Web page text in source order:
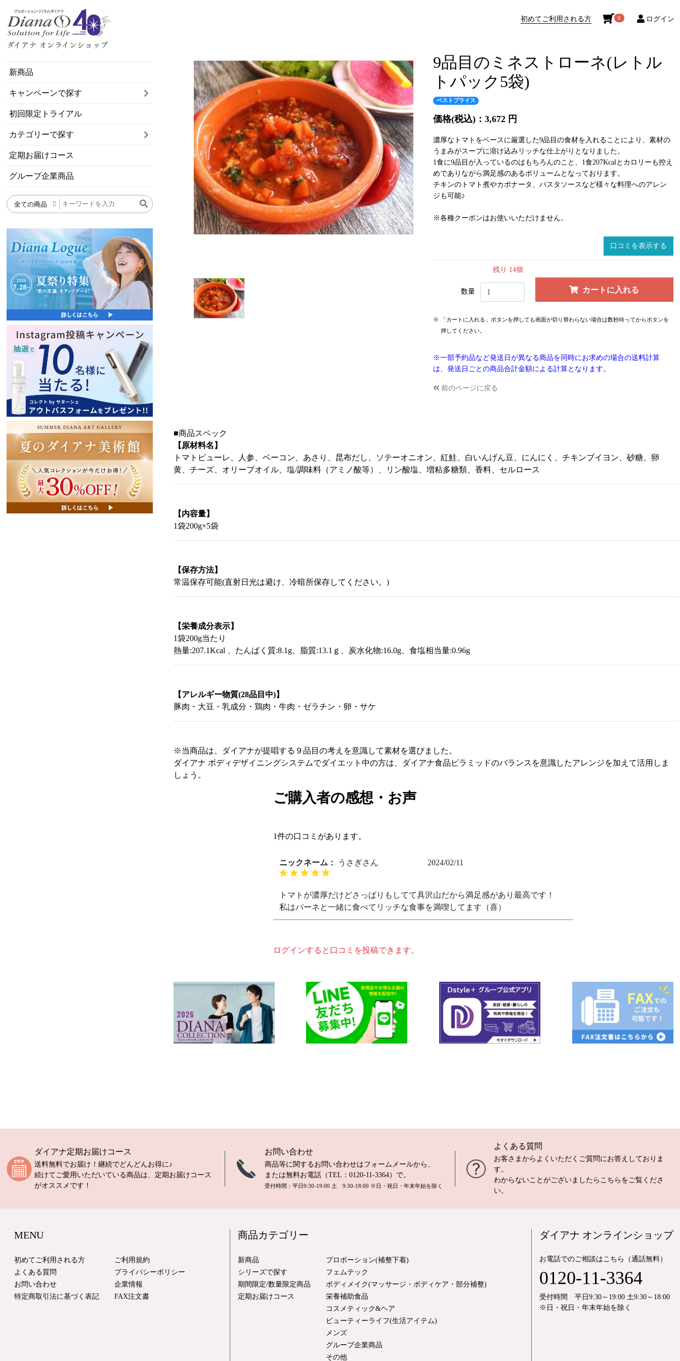
新商品
キャンペーンで探す
初回限定トライアル
カテゴリーで探す
定期お届けコース
グループ企業商品
初めてご利用される方 0 ログイン
9品目のミネストローネ(レトル
トパック5袋)
ベストプライス
価格(税込)：3,672 円
濃厚なトマトをベースに厳選した9品目の食材を入れることにより、素材の
うまみがスープに溶け込みリッチな仕上がりとなりました。
1食に9品目が入っているのはもちろんのこと、1食207Kcalとカロリーも控え
めでありながら満足感のあるボリュームとなっております。
チキンのトマト煮やカポナータ、パスタソースなど様々な料理へのアレン
ジも可能♪
※各種クーポンはお使いいただけません。
口コミを表示する
残り 14個
数量 カートに入れる
※
「カートに入れる」ボタンを押しても画面が切り替わらない場合は数秒待ってからボタンを
押してください。
※一部予約品など発送日が異なる商品を同時にお求めの場合の送料計算
は、発送日ごとの商品合計金額による計算となります。
前のページに戻る
■商品スペック
【原材料名】
トマトピューレ、人参、ベーコン、あさり、昆布だし、ソテーオニオン、紅鮭、白いんげん豆、にんにく、チキンブイヨン、砂糖、卵
黄、チーズ、オリーブオイル、塩/調味料（アミノ酸等）、リン酸塩、増粘多糖類、香料、セルロース
【内容量】
1袋200g×5袋
【保存方法】
常温保存可能(直射日光は避け、冷暗所保存してください。)
【栄養成分表示】
1袋200g当たり
熱量:207.1Kcal 、たんぱく質:8.1g、脂質:13.1ｇ、炭水化物:16.0g、食塩相当量:0.96g
【アレルギー物質(28品目中)】
豚肉・大豆・乳成分・鶏肉・牛肉・ゼラチン・卵・サケ
※当商品は、ダイアナが提唱する９品目の考えを意識して素材を選びました。
ダイアナ ボディデザイニングシステムでダイエット中の方は、ダイアナ食品ピラミッドのバランスを意識したアレンジを加えて活用しま
しょう。
ご購入者の感想・お声
1件の口コミがあります。
ニックネーム： うさぎさん 2024/02/11
トマトが濃厚だけどさっぱりもしてて具沢山だから満足感があり最高です！
私はパーネと一緒に食べてリッチな食事を満喫してます（喜）
ログインすると口コミを投稿できます。
ダイアナ定期お届けコース
送料無料でお届け！継続でどんどんお得に♪
続けてご愛用いただいている商品は、定期お届けコース
がオススメです！
お問い合わせ
商品等に関するお問い合わせはフォームメールから、
または無料お電話（TEL： 0120-11-3364）で。
受付時間：平日9:30-19:00 土 9:30-18:00 ※日・祝日・年末年始を除く
よくある質問
お客さまからよくいただくご質問にお答えしておりま
す。
わからないことがございましたら こちら をご覧くださ
い。
MENU
初めてご利用される方
よくある質問
お問い合わせ
特定商取引法に基づく表記
ご利用規約
プライバシーポリシー
企業情報
FAX注文書
商品カテゴリー
新商品
シリーズで探す
期間限定/数量限定商品
定期お届けコース
プロポーション(補整下着)
フェムテック
ボディメイク(マッサージ・ボディケア・部分補整)
栄養補助食品
コスメティック&ヘア
ビューティーライフ(生活アイテム)
メンズ
グループ企業商品
その他
ダイアナ オンラインショップ
お電話でのご相談はこちら（通話無料）
0120-11-3364
受付時間 平日9:30～19:00 土9:30～18:00
※日・祝日・年末年始を除く